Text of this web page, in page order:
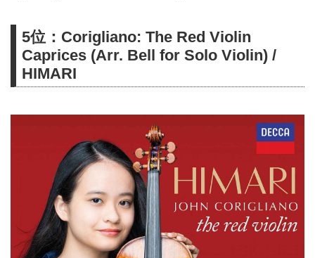
5位：Corigliano: The Red Violin
Caprices (Arr. Bell for Solo Violin) /
HIMARI